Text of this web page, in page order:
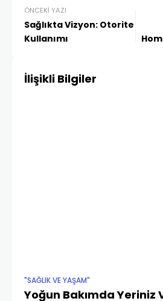
ÖNCEKI YAZI
Sağlıkta Vizyon: Otorite
Kullanımı
İlişikli Bilgiler
"SAĞLIK VE YAŞAM"
Yoğun Bakımda Yeriniz